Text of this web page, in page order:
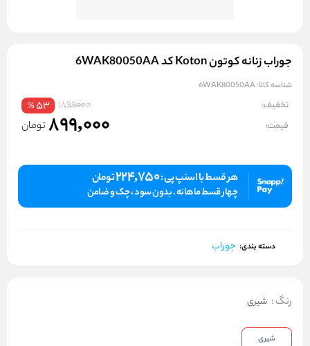
جوراب زنانه کوتون Koton کد 6WAK80050AA
شناسه کالا:6WAK80050AA
تخفیف: 1899000
53
%
قیمت: 899,000 تومان
هر قسط با اسنپ پی :224,750تومان
چهار قسط ماهانه . بدون سود ، چک و ضامن
دسته بندی: جوراب
رنگ: شیری
شیری